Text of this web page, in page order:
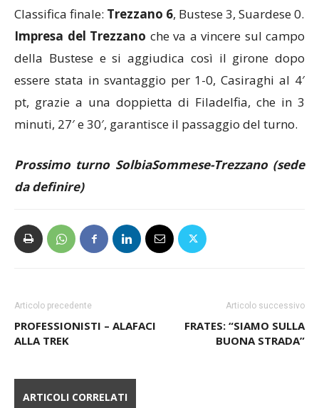
Impresa del Trezzanoche va a vincere sul campo
della Bustese e si aggiudica così il girone dopo
essere stata in svantaggio per 1-0, Casiraghi al 4′
pt, grazie a una doppietta di Filadelfia, che in 3
minuti, 27′ e 30′, garantisce il passaggio del turno.
da definire)
PROFESSIONISTI – ALAFACI
ALLA TREK
FRATES: “SIAMO SULLA